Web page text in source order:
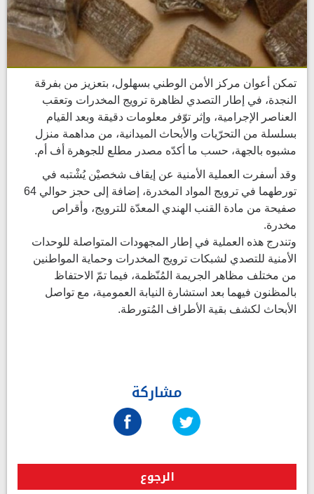
تمكن أعوان مركز الأمن الوطني بسهلول، بتعزيز من بفرقة
النجدة، في إطار التصدي لظاهرة ترويج المخدرات وتعقب
العناصر الإجرامية، وإثر توّفر معلومات دقيقة وبعد القيام
بسلسلة من التحرّيات والأبحاث الميدانية، من مداهمة منزل
مشبوه بالجهة، حسب ما أكدّه مصدر مطلع للجوهرة أف أم.
وقد أسفرت العملية الأمنية عن إيقاف شخصيْن يُشْتبه في
تورطهما في ترويج المواد المخدرة، إضافة إلى حجز حوالي 64
صفيحة من مادة القنب الهندي المعدّة للترويج، وأقراص
مخدرة.
وتندرج هذه العملية في إطار المجهودات المتواصلة للوحدات
الأمنية للتصدي لشبكات ترويج المخدرات وحماية المواطنين
من مختلف مظاهر الجريمة المُنّظمة، فيما تمّ الاحتفاظ
بالمظنون فيهما بعد استشارة النيابة العمومية، مع تواصل
الأبحاث لكشف بقية الأطراف المُتورطة.
مشاركة
الرجوع